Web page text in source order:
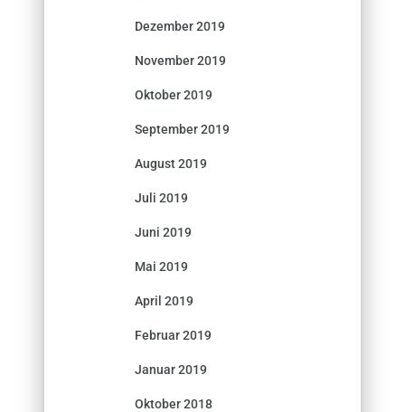
Dezember 2019
November 2019
Oktober 2019
September 2019
August 2019
Juli 2019
Juni 2019
Mai 2019
April 2019
Februar 2019
Januar 2019
Oktober 2018